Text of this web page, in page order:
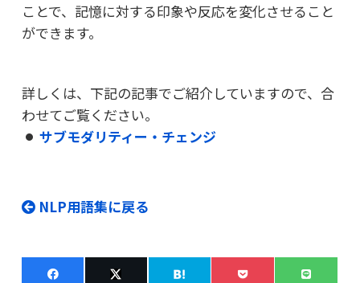
ことで、 記憶に対する印象や反応を変化させること
ができます。
詳しくは、下記の記事でご紹介していますので、合
わせてご覧ください。
サブモダリティー・チェンジ
NLP用語集に戻る